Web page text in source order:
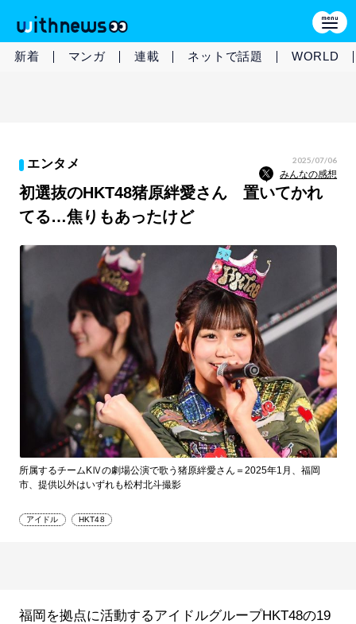
新着 マンガ 連載 ネットで話題 WORLD
エンタメ 2025/07/06
みんなの感想
初選抜のHKT48猪原絆愛さん 置いてかれ
てる…焦りもあったけど
所属するチームKⅣの劇場公演で歌う猪原絆愛さん＝2025年1月、福岡
市、提供以外はいずれも松村北斗撮影
アイドル HKT48
福岡を拠点に活動するアイドルグループHKT48の19